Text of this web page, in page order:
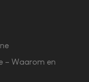
– Waarom en